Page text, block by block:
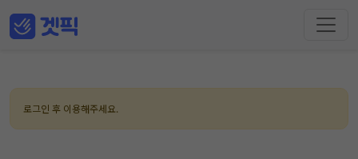
로그인 후 이용해주세요.